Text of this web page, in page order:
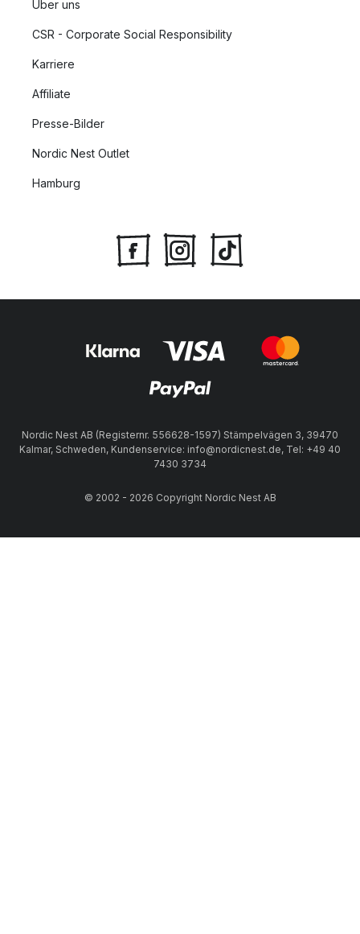
Über uns
CSR - Corporate Social Responsibility
Karriere
Affiliate
Presse-Bilder
Nordic Nest Outlet
Hamburg
Nordic Nest AB (Registernr. 556628-1597) Stämpelvägen 3, 39470
Kalmar, Schweden, Kundenservice: info@nordicnest.de, Tel: +49 40
7430 3734
© 2002 - 2026 Copyright Nordic Nest AB